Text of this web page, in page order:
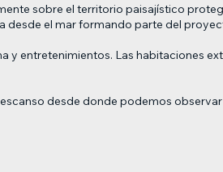
sobre el territorio paisajístico
desde el mar formando parte del
y entretenimientos. Las habitaciones
desde donde podemos